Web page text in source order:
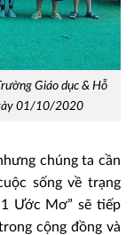
Giáo dục & Hỗ
01/10/2020
chúng ta cần
sống về trạng
Ước Mơ” sẽ tiếp
cộng đồng và